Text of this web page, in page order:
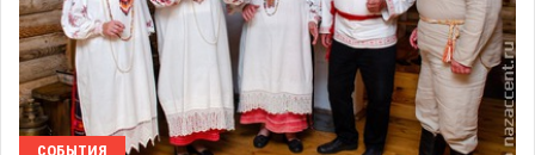
СОБЫТИЯ